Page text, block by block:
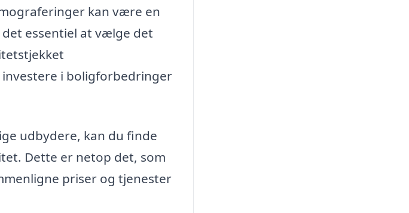
kan være en
essentiel at vælge det
i boligforbedringer
udbydere, kan du finde
Dette er netop det, som
priser og tjenester